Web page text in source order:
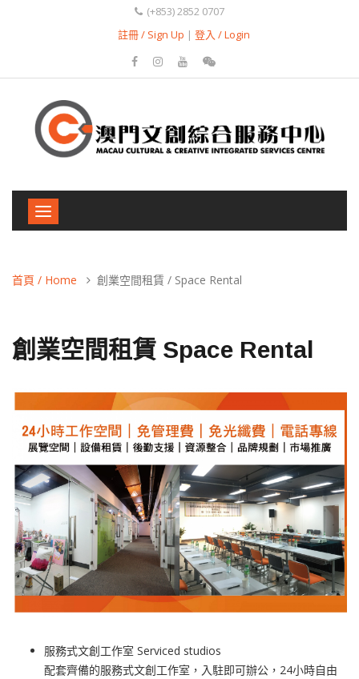
(+853) 2852 0707
註冊 / Sign Up | 登入 / Login
Toggle
navigation
首頁 / Home 創業空間租賃 / Space Rental
創業空間租賃 Space Rental
服務式文創工作室 Serviced studios
配套齊備的服務式文創工作室，入駐即可辦公，24小時自由